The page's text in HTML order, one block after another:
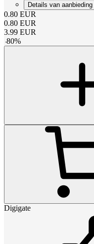
Details van
0.80 EUR
0.80 EUR
3.99 EUR
-80%
Digigate